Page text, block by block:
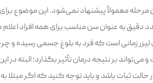
این مرحله معمولاً پیشنهاد نمی‌شود. این
نمی‌توان یک عدد دقیق به ‌عنوان سن مناسب برای همه
لیزر زمانی است که فرد به بلوغ جسمی رسیده
می‌تواند بر نتیجه درمان تأثیر بگذارد؛ البته
ثبات باشد و باید توجه کنید که اگر مبتلا